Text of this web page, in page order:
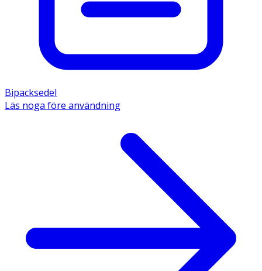
Bipacksedel
Läs noga före användning